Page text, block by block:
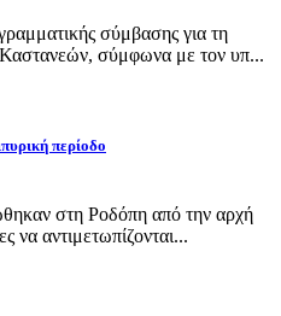
σύμβασης για τη
Καστανεών, σύμφωνα με τον υπ...
περίοδο
στη Ροδόπη από την αρχή
να αντιμετωπίζονται...